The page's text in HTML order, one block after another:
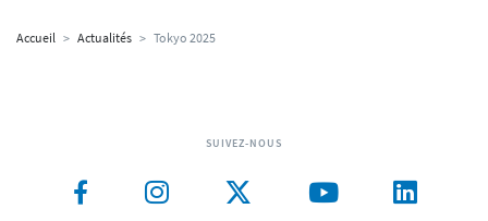
Accueil > Actualités > Tokyo 2025
SUIVEZ-NOUS